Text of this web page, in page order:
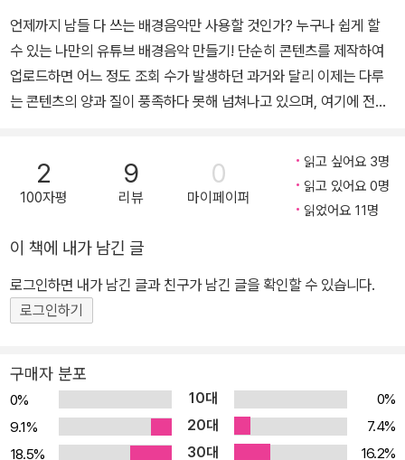
집을 위한 유튜브 배경 음악》 등이 있다.
언제까지 남들 다 쓰는 배경음악만 사용할 것인가? 누구나 쉽게 할
수 있는 나만의 유튜브 배경음악 만들기! 단순히 콘텐츠를 제작하여
업로드하면 어느 정도 조회 수가 발생하던 과거와 달리 이제는 다루
는 콘텐츠의 양과 질이 풍족하다 못해 넘쳐나고 있으며, 여기에 전문
황이 이렇다 보니 보통의 준비와 노력으로 유튜브 크리에이터라는 직
업에 도전한다는 것은 결코 쉬운 일이 아니게 되었습니다. 남과 다른
독창적인 콘텐츠 혹은 아직은 대중화되지 않아, 경쟁력을 더할 수 있
모션 그래픽 등입니다. 이 책은 그중에서도 영상 음악 제작, 즉 영상을
위한 배경음악을 만들고, 나아가 나만의 테마송을 만들기 위한 기본
기를 다질 수 있도록 도와줍니다. 영상 음악은 전문적인 분야지만, 누
구나 쉽게 도전해 볼 만한 영역입니다. 아이폰/아이패드 혹은 맥이 준
분 채널에 사용할 배경음악 만들기에 도전해 보세요. 남과 다른, 차별
성으로 승부한다! 저작권 Free, 브랜드 가치 상승, 나아가 구독자 증
가까지! 10년 이상 개러지밴드로 음악 활동을 이어온 오렌지노의 생
생한 노하우! 1. 배경음악, 왜 직접 만들어 쓰면 좋은가? 쓰자니 저작
2
100자평
9
리뷰
0
마이페이퍼
읽고 싶어요 3명
읽고 있어요 0명
읽었어요 11명
이 책에 내가 남긴 글
로그인하면 내가 남긴 글과 친구가 남긴 글을 확인할 수 있습니다.
로그인하기
구매자 분포
0% 10대
0%
9.1%
20대
7.4%
18.5%
30대
16.2%